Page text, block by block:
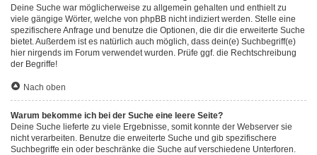
Deine Suche war möglicherweise zu allgemein gehalten und enthielt zu
viele gängige Wörter, welche von phpBB nicht indiziert werden. Stelle eine
spezifischere Anfrage und benutze die Optionen, die dir die erweiterte Suche
bietet. Außerdem ist es natürlich auch möglich, dass dein(e) Suchbegriff(e)
hier nirgends im Forum verwendet wurden. Prüfe ggf. die Rechtschreibung
der Begriffe!
Nach oben
Warum bekomme ich bei der Suche eine leere Seite?
Deine Suche lieferte zu viele Ergebnisse, somit konnte der Webserver sie
nicht verarbeiten. Benutze die erweiterte Suche und gib spezifischere
Suchbegriffe ein oder beschränke die Suche auf verschiedene Unterforen.